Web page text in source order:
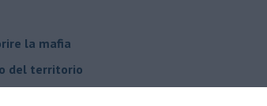
la mafia
del territorio